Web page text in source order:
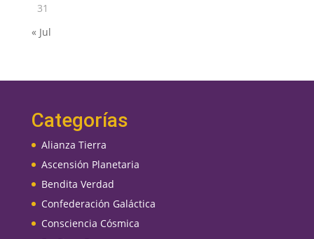
31
« Jul
Categorías
Alianza Tierra
Ascensión Planetaria
Bendita Verdad
Confederación Galáctica
Consciencia Cósmica